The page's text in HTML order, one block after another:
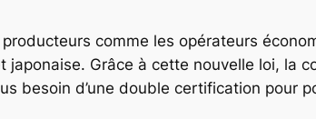
comme les opérateurs
Grâce à cette nouvelle loi, la
besoin d’une double certification pour